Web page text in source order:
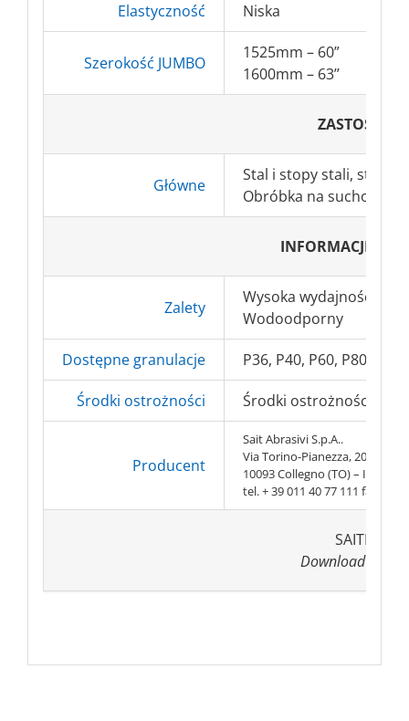
Elastyczność Niska
Szerokość JUMBO
1525mm – 60”
1600mm – 63’’
Główne
Stal i stopy stali, stal
Obróbka na sucho i
INFORMACJE
Zalety
Wysoka wydajność i
Wodoodporny
Dostępne granulacje P36, P40, P60, P80,
Środki ostrożności Środki ostrożności BHP
Producent
Sait Abrasivi S.p.A..
Via Torino-Pianezza, 20
10093 Collegno (TO) – Italy
tel. + 39 011 40 77 111 fax. + 39
SAITEX
Download .pdf